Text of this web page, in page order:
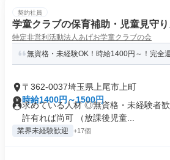
契約社員
学童クラブの保育補助・児童見守
特定非営利活動法人あげお学童クラブの会
無資格・未経験OK！時給1400円～！完全
〒362-0037埼玉県上尾市上町
時給1400円～1500円
求めている人材 ◎無資格・未経験者
許有れば尚可 （放課後児童...
業界未経験歓迎 +17個